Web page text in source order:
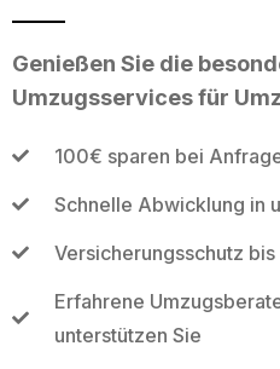
Genießen Sie die
Umzugsservices für
100€ sparen bei
Schnelle Abwicklung in
Versicherungsschutz
Erfahrene
unterstützen Sie